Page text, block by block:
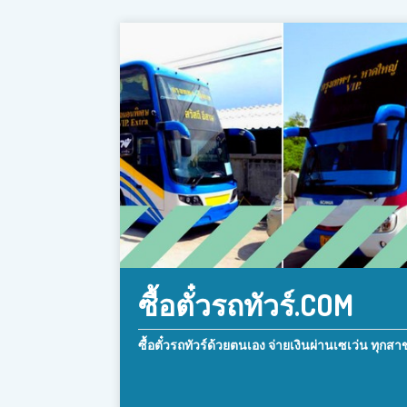
ซื้อตั๋วรถทัวร์.COM
ซื้อตั๋วรถทัวร์ด้วยตนเอง จ่ายเงินผ่านเซเว่น ทุกสา